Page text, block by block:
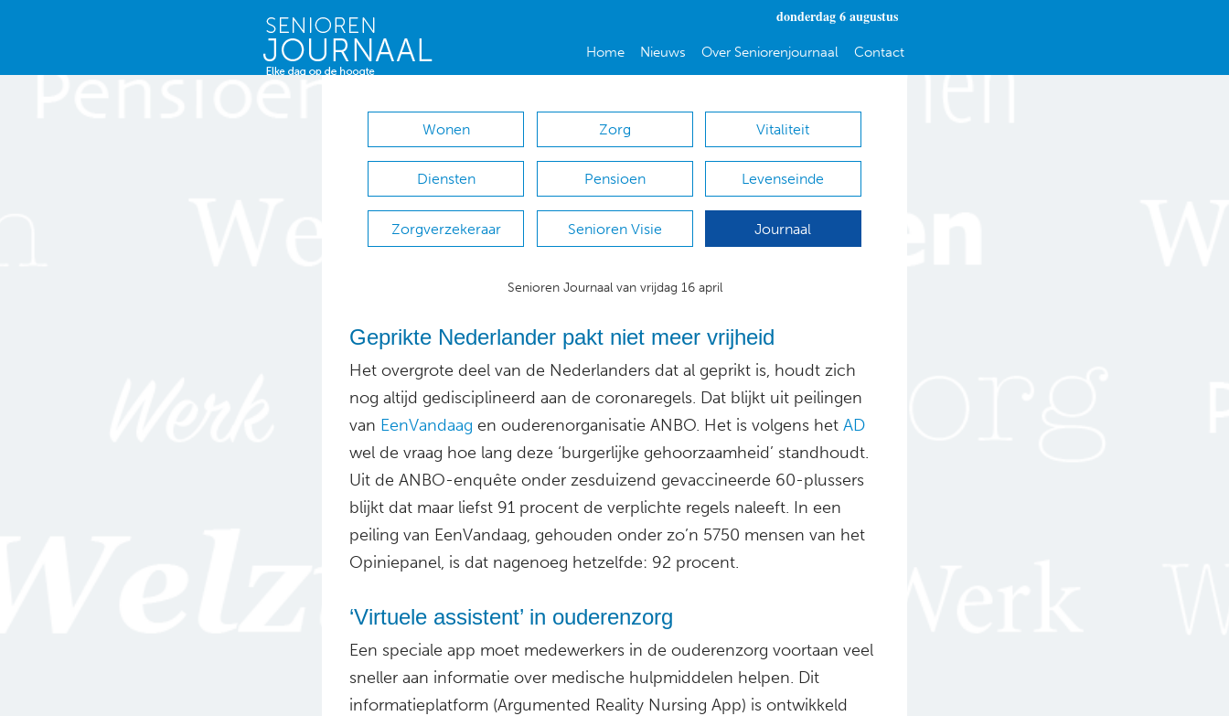
donderdag 6 augustus
Home Nieuws Over Seniorenjournaal Contact
Wonen Zorg Vitaliteit
Diensten Pensioen Levenseinde
Zorgverzekeraar Senioren Visie Journaal
Senioren Journaal van vrijdag 16 april
Geprikte Nederlander pakt niet meer vrijheid
Het overgrote deel van de Nederlanders dat al geprikt is, houdt zich
nog altijd gedisciplineerd aan de coronaregels. Dat blijkt uit peilingen
van EenVandaag en ouderenorganisatie ANBO. Het is volgens het AD
wel de vraag hoe lang deze ‘burgerlijke gehoorzaamheid’ standhoudt.
Uit de ANBO-enquête onder zesduizend gevaccineerde 60-plussers
blijkt dat maar liefst 91 procent de verplichte regels naleeft. In een
peiling van EenVandaag, gehouden onder zo’n 5750 mensen van het
Opiniepanel, is dat nagenoeg hetzelfde: 92 procent.
‘Virtuele assistent’ in ouderenzorg
Een speciale app moet medewerkers in de ouderenzorg voortaan veel
sneller aan informatie over medische hulpmiddelen helpen. Dit
informatieplatform (Argumented Reality Nursing App) is ontwikkeld